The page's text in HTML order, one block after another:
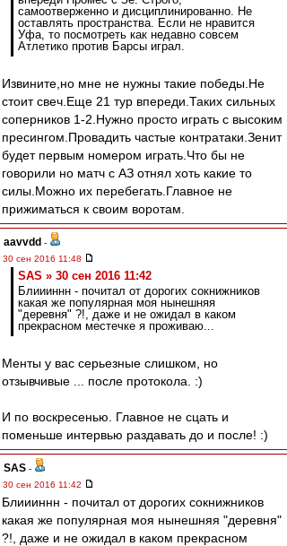
самоотверженно и дисциплинированно. Не
оставлять пространства. Если не нравится
Уфа, то посмотреть как недавно совсем
Атлетико против Барсы играл.
Извините,но мне не нужны такие победы.Не
стоит свеч.Еще 21 тур впереди.Таких сильных
соперников 1-2.Нужно просто играть с высоким
пресингом.Провадить частые контратаки.Зенит
будет первым номером играть.Что бы не
говорили но матч с АЗ отнял хоть какие то
силы.Можно их перебегать.Главное не
прижиматься к своим воротам.
aavvdd -
30 сен 2016 11:48
SAS » 30 сен 2016 11:42
Блиииннн - почитал от дорогих сокнижников
какая же популярная моя нынешняя
"деревня" ?!, даже и не ожидал в каком
прекрасном местечке я проживаю...
Менты у вас серьезные слишком, но
отзывчивые ... после протокола. :)
И по воскресенью. Главное не сцать и
поменьше интервью раздавать до и после! :)
SAS -
30 сен 2016 11:42
Блиииннн - почитал от дорогих сокнижников
какая же популярная моя нынешняя "деревня"
?!, даже и не ожидал в каком прекрасном